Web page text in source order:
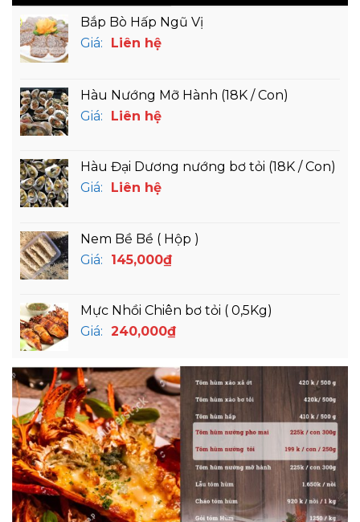
Bắp Bò Hấp Ngũ Vị
Giá:
Liên hệ
Hàu Nướng Mỡ Hành (18K / Con)
Giá:
Liên hệ
Hàu Đại Dương nướng bơ tỏi (18K / Con)
Giá:
Liên hệ
Nem Bề Bề ( Hộp )
Giá:
145,000₫
Mực Nhồi Chiên bơ tỏi ( 0,5Kg)
Giá: 240,000₫